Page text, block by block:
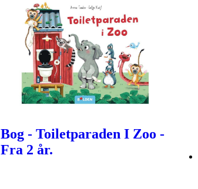
Bog - Toiletparaden I Zoo -
Fra 2 år.